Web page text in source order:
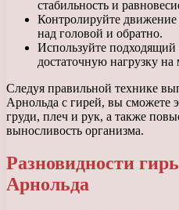
стабильность и
Контролируйте движение
над головой и обратно.
Используйте подходящий
достаточную нагрузку
Следуя правильной технике
Арнольда с гирей, вы сможете
груди, плеч и рук, а также
выносливость организма.
Разновидности
Арнольда